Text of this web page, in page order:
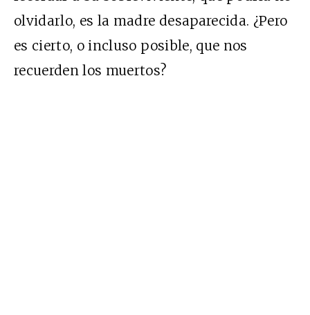
olvidarlo, es la madre desaparecida. ¿Pero
es cierto, o incluso posible, que nos
recuerden los muertos?